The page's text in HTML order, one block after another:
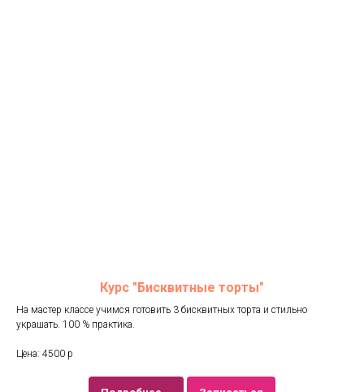
Курс "Бисквитные торты"
На мастер классе учимся готовить 3 бисквитных торта и стильно
украшать. 100 % практика.
Цена: 4500 р